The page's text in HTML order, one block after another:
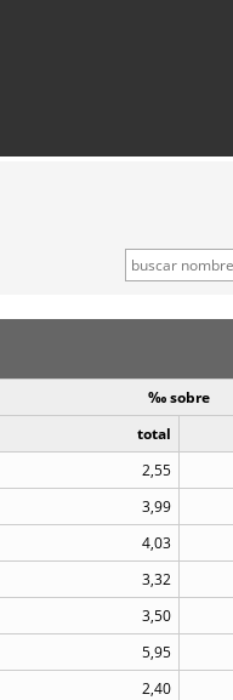
‰ sobre
total
2,55
3,99
4,03
3,32
3,50
5,95
2,40